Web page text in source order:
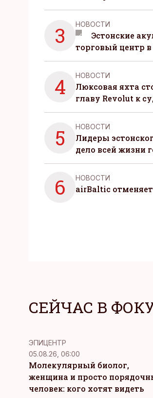
3 НОВОСТИ
Эстонские
торговый центр в
4 НОВОСТИ
Люксовая яхта
главу Revolut к
5 НОВОСТИ
Лидеры
дело всей жизни
6 НОВОСТИ
airBaltic
СЕЙЧАС В
ЭПИЦЕНТР
05.08.26, 06:00
Молекулярный биолог,
женщина и просто
человек: кого хотят видеть